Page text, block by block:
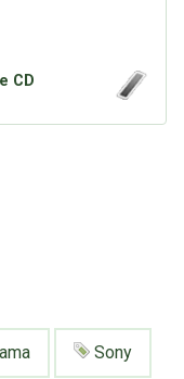
CD
Sony